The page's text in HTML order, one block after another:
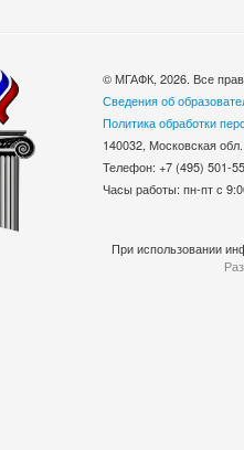
© МГАФК, 2026. Все
Сведения об
Политика обработки
140032, Московская
Телефон: +7 (495)
Часы работы: пн-пт с
При использовании